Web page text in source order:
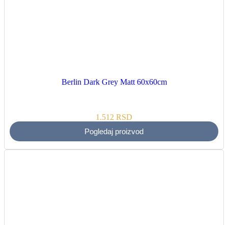
Berlin Dark Grey Matt 60x60cm
1.512 RSD
Pogledaj proizvod